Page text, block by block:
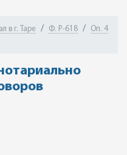
в г. Таре Ф. Р-618 Оп. 4